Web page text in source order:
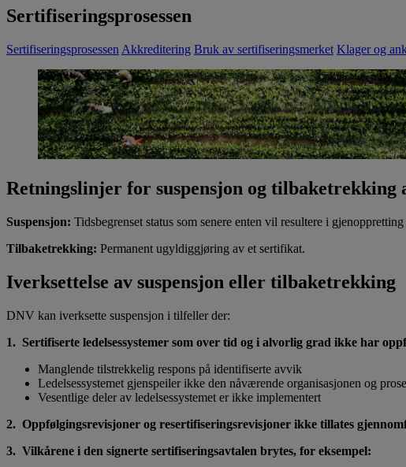
Sertifiseringsprosessen
Sertifiseringsprosessen Akkreditering Bruk av sertifiseringsmerket Klager og
Retningslinjer for suspensjon og tilbaketrekking
Suspensjon: Tidsbegrenset status som senere enten vil resultere i
Tilbaketrekking: Permanent ugyldiggjøring av et sertifikat.
Iverksettelse av suspensjon eller tilbaketrekking
DNV kan iverksette suspensjon i tilfeller der:
1. Sertifiserte ledelsessystemer som over tid og i alvorlig grad ikke har
Manglende tilstrekkelig respons på identifiserte avvik
Ledelsessystemet gjenspeiler ikke den nåværende organisasjonen og
Vesentlige deler av ledelsessystemet er ikke implementert
2. Oppfølgingsrevisjoner og resertifiseringsrevisjoner ikke tillates
3. Vilkårene i den signerte sertifiseringsavtalen brytes, for eksempel: